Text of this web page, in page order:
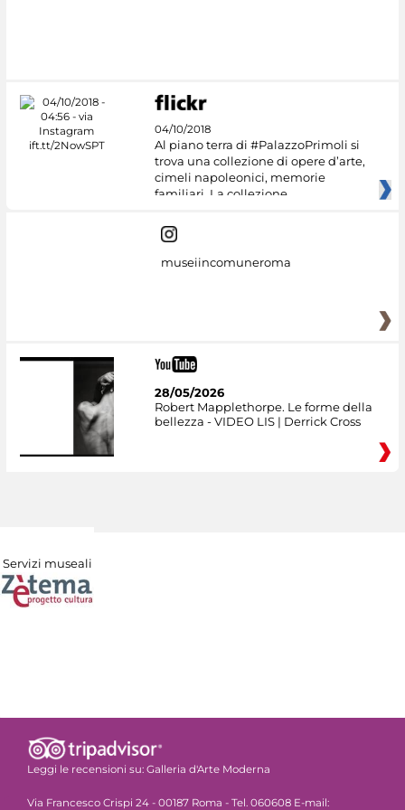
04/10/2018
Al piano terra di #PalazzoPrimoli si
trova una collezione di opere d’arte,
cimeli napoleonici, memorie
familiari. La collezione
museiincomuneroma
28/05/2026
Robert Mapplethorpe. Le forme della
bellezza - VIDEO LIS | Derrick Cross
Servizi museali
Leggi le recensioni su: Galleria d'Arte Moderna
Via Francesco Crispi 24 - 00187 Roma - Tel. 060608 E-mail: